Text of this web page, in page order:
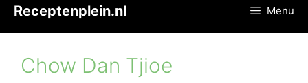
inhoud
Receptenplein.nl Menu
Chow Dan Tjioe